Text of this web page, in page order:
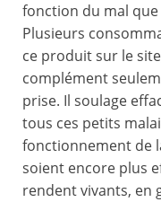
fonction du mal
Plusieurs
ce produit sur le
complément
prise. Il soulage
tous ces petits
fonctionnement de
soient encore plus
rendent vivants, en